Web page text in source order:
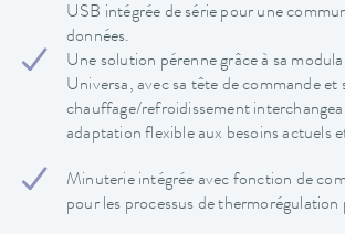
USB intégrée de série pour une
données.
Une solution pérenne grâce à sa
Universa, avec sa tête de commande et
chauffage/refroidissement
adaptation flexible aux besoins actuels
Minuterie intégrée avec fonction de
pour les processus de thermorégulation